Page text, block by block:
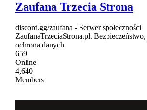
Zaufana Trzecia Strona
discord.gg/zaufana - Serwer społeczności
ZaufanaTrzeciaStrona.pl.
ochrona danych.
659
Online
4,640
Members